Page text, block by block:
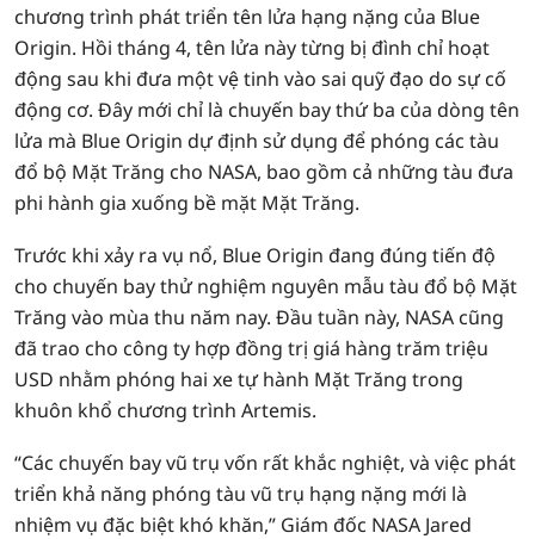
chương trình phát triển tên lửa hạng nặng của Blue
Origin. Hồi tháng 4, tên lửa này từng bị đình chỉ hoạt
động sau khi đưa một vệ tinh vào sai quỹ đạo do sự cố
động cơ. Đây mới chỉ là chuyến bay thứ ba của dòng tên
lửa mà Blue Origin dự định sử dụng để phóng các tàu
đổ bộ Mặt Trăng cho NASA, bao gồm cả những tàu đưa
phi hành gia xuống bề mặt Mặt Trăng.
Trước khi xảy ra vụ nổ, Blue Origin đang đúng tiến độ
cho chuyến bay thử nghiệm nguyên mẫu tàu đổ bộ Mặt
Trăng vào mùa thu năm nay. Đầu tuần này, NASA cũng
đã trao cho công ty hợp đồng trị giá hàng trăm triệu
USD nhằm phóng hai xe tự hành Mặt Trăng trong
khuôn khổ chương trình Artemis.
“Các chuyến bay vũ trụ vốn rất khắc nghiệt, và việc phát
triển khả năng phóng tàu vũ trụ hạng nặng mới là
nhiệm vụ đặc biệt khó khăn,” Giám đốc NASA Jared